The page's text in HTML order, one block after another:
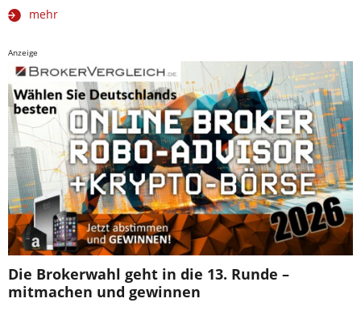
mehr
Anzeige
Die Brokerwahl geht in die 13. Runde –
mitmachen und gewinnen